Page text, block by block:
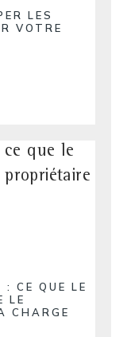
LES
VOTRE
CE QUE LE
LE
CHARGE